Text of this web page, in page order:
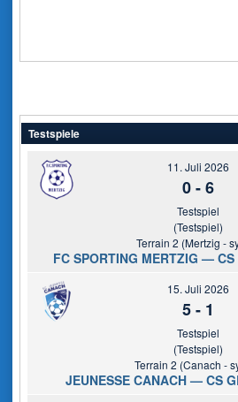
Testspiele
11. Juli 2026
0-6
Testspiel
(Testspiel)
Terrain 2 (Mertzig -
FC SPORTING MERTZIG — CS
15. Juli 2026
5- 1
Testspiel
(Testspiel)
Terrain 2 (Canach -
JEUNESSE CANACH — CS